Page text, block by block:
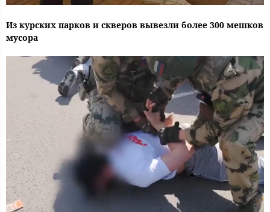
Из курских парков и скверов вывезли более 300 мешков
мусора